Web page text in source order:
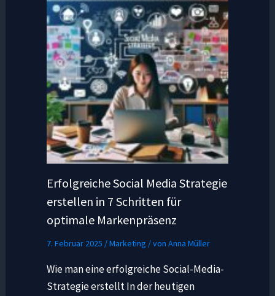
Erfolgreiche Social Media Strategie
erstellen in 7 Schritten für
optimale Markenpräsenz
7. Februar 2025 /Marketing / von Anna Müller
Wie man eine erfolgreiche Social-Media-
Strategie erstellt In der heutigen